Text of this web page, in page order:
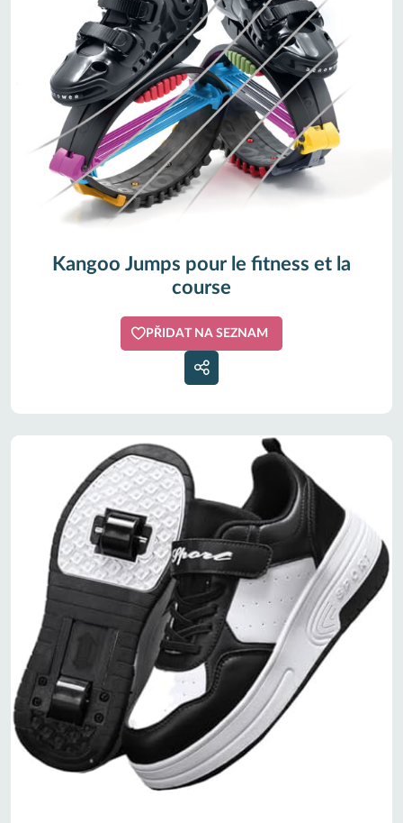
Kangoo Jumps pour le fitness et la
course
PŘIDAT NA SEZNAM